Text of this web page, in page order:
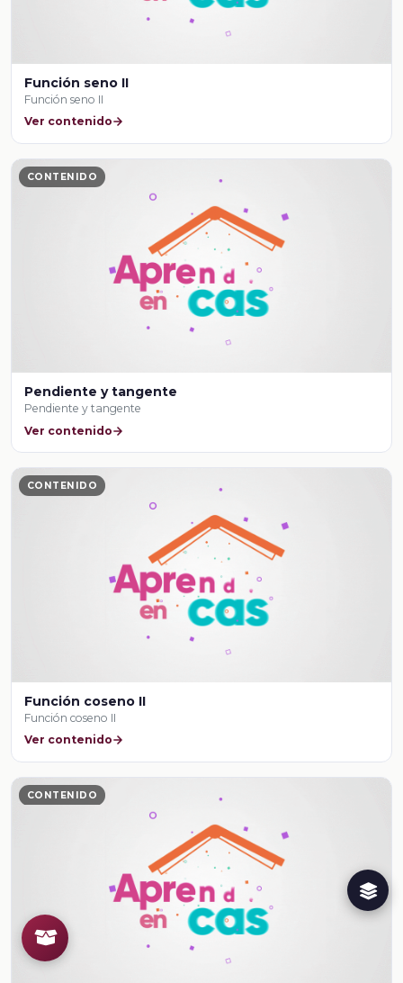
Función seno II
Función seno II
Ver contenido
CONTENIDO
Pendiente y tangente
Pendiente y tangente
Ver contenido
CONTENIDO
Función coseno II
Función coseno II
Ver contenido
CONTENIDO